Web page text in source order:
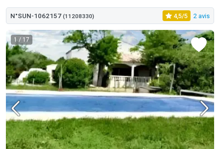
N°SUN-1062157 (11208330) 4,5/5 2 avis
1 / 17